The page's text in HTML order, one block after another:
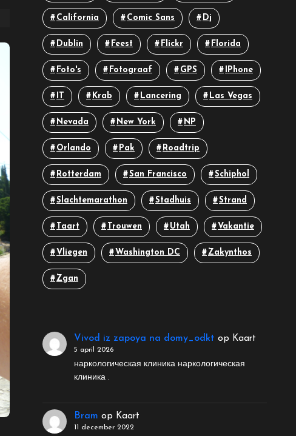
California Comic Sans Dj
Dublin Feest Flickr Florida
Foto's Fotograaf GPS IPhone
IT Krab Lancering Las Vegas
Nevada New York NP
Orlando Pak Roadtrip
Rotterdam San Francisco Schiphol
Slachtemarathon Stadhuis Strand
Taart Trouwen Utah Vakantie
Vliegen Washington DC Zakynthos
Zgan
Vivod iz zapoya na domy_odkt op Kaart
5 april 2026
наркологическая клиника наркологическая
клиника .
Bram op Kaart
11 december 2022